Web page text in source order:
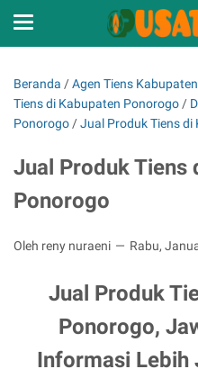
Beranda /Agen Tiens
Tiens di Kabupaten Ponorogo /
Ponorogo /Jual Produk Tiens
Jual Produk Tiens
Ponorogo
Oleh reny nuraeni Rabu,
Jual Produk
Ponorogo,
Informasi Lebih